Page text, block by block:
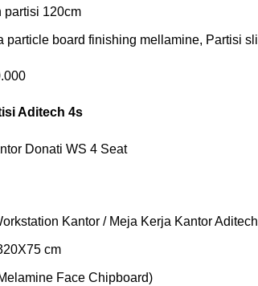
partisi 120cm
particle board finishing mellamine, Partisi
Aditech 4s
Kantor / Meja Kerja Kantor
cm
Face Chipboard)